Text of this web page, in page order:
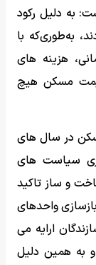
به دلیل رکود
به‌طوری‌که با
هزینه های
مسکن هیچ
در سال های
سیاست های
و ساز تاکید
واحدهای
ارایه می
به همین دلیل